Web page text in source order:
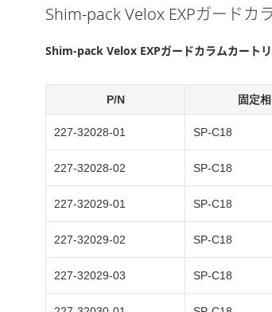
Shim-pack Velox EXPガードカ
Shim-pack Velox EXPガードカラムカート
P/N 固定相
227-32028-01 SP-C18
227-32028-02 SP-C18
227-32029-01 SP-C18
227-32029-02 SP-C18
227-32029-03 SP-C18